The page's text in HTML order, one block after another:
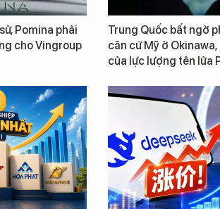
Pomina phải
cho Vingroup
Trung Quốc bất ngờ
căn cứ Mỹ ở
của lực lượng tên lửa